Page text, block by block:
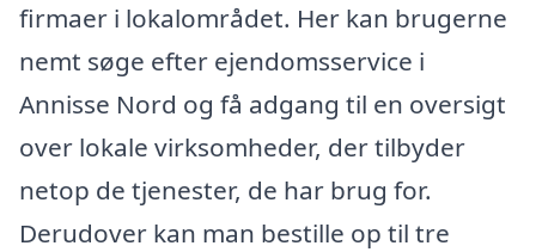
firmaer i lokalområdet. Her kan brugerne
nemt søge efter ejendomsservice i
Annisse Nord og få adgang til en oversigt
over lokale virksomheder, der tilbyder
netop de tjenester, de har brug for.
Derudover kan man bestille op til tre